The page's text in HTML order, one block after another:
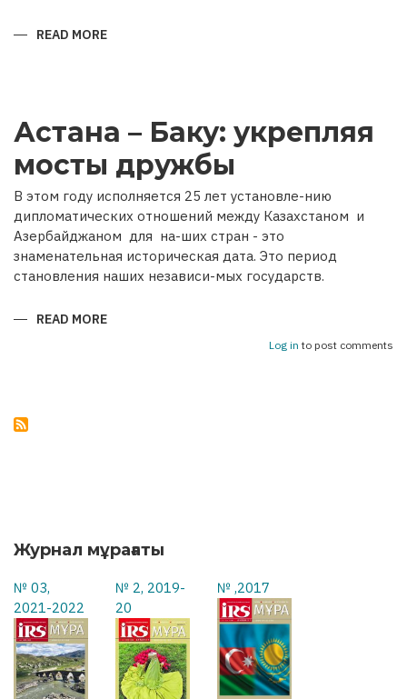
READ MORE
БЕРІ
ҰЛАСЫП
ЖАТҚАН
ДИПЛОМАТИЯЛЫҚ
ҚАТЫНАСТАРҒА
27
ЖЫЛ
Астана – Баку: укрепляя
мосты дружбы
В этом году исполняется 25 лет установле-нию
дипломатических отношений между Казахстаном и
Азербайджаном для на-ших стран - это
знаменательная историческая дата. Это период
становления наших независи-мых государств.
READ MORE
Log in to post comments
Журнал мұрағаты
№ 03,
2021-2022
№ 2, 2019-
20
№ ,2017